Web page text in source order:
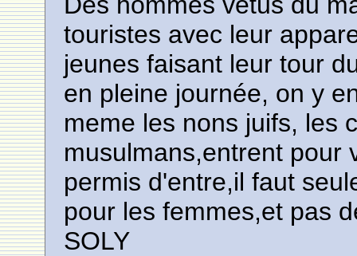
touristes avec leur
jeunes faisant leur tour
en pleine journée, on y
meme les nons juifs, les
musulmans,entrent pour
permis d'entre,il faut
pour les femmes,et pas
SOLY